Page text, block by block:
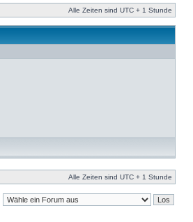
Alle Zeiten sind UTC + 1 Stunde
Alle Zeiten sind UTC + 1 Stunde